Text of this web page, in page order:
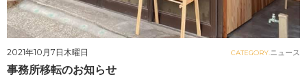
2021年10月7日木曜日 CATEGORY. ニュース
事務所移転のお知らせ